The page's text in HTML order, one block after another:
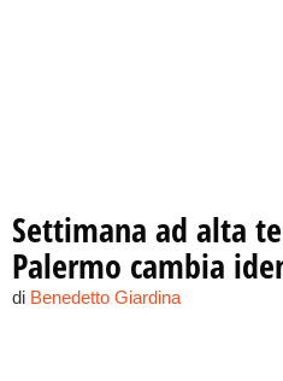
Settimana ad alta
Palermo cambia
di Benedetto Giardina